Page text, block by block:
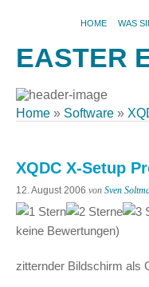
HOME WAS
EASTER
Home » Software »
XQDC X-Setup
12. August 2006 von Sven
keine Bewertungen)
zitternder Bildschirm als